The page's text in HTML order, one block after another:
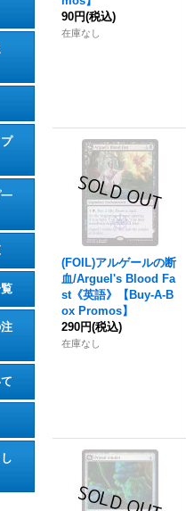
90円(税込)
在庫なし
(FOIL)アルゲールの断
血/Arguel's Blood Fa
st《英語》【Buy-A-B
ox Promos】
290円(税込)
在庫なし